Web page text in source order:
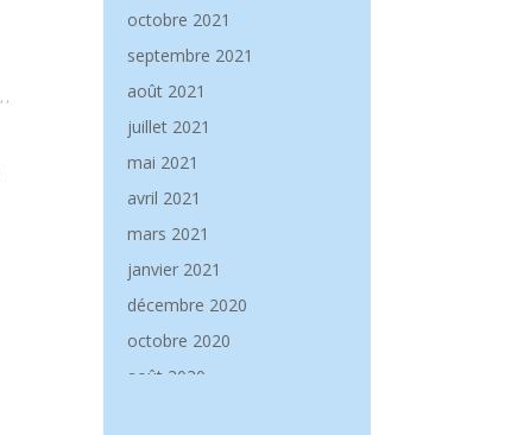
, ,
octobre 2021
septembre 2021
août 2021
juillet 2021
mai 2021
avril 2021
mars 2021
janvier 2021
décembre 2020
octobre 2020
août 2020